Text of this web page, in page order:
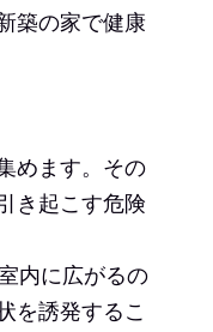
築の家で健康
めます。その
き起こす危険
内に広がるの
を誘発するこ